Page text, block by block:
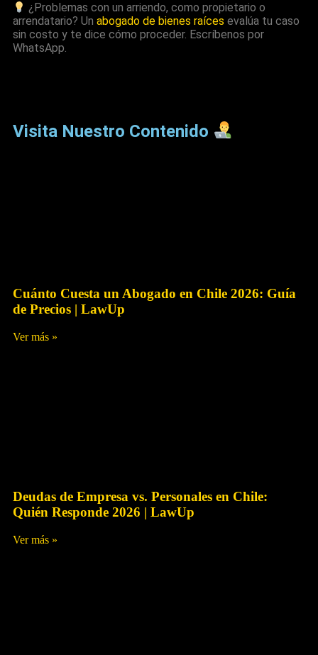
¿Problemas con un arriendo, como propietario o
arrendatario? Un abogado de bienes raíces evalúa tu caso
sin costo y te dice cómo proceder. Escríbenos por
WhatsApp.
Visita Nuestro Contenido
Cuánto Cuesta un Abogado en Chile 2026: Guía
de Precios | LawUp
Ver más »
Deudas de Empresa vs. Personales en Chile:
Quién Responde 2026 | LawUp
Ver más »